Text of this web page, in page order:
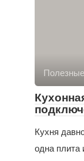
Кухня
одна плита